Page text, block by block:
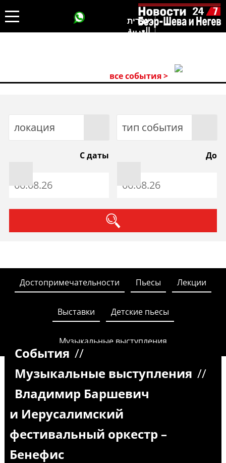
עברית
العربية
все события >
локация тип события
С даты До
Достопримечательности Пьесы Лекции
Выставки Детские пьесы
Музыкальные выступления
События //
Музыкальные выступления //
Владимир Баршевич
и Иерусалимский
фестивальный оркестр –
Бенефис